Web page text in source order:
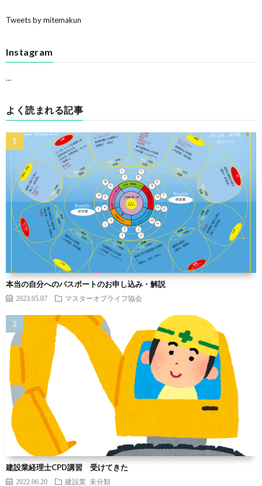
Tweets by mitemakun
Instagram
…
よく読まれる記事
本当の自分へのパスポートのお申し込み・解説
2023.05.07 マスターオブライフ協会
建設業経理士CPD講習 受けてきた
2022.06.20 建設業 未分類